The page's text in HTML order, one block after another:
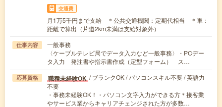
交通費
月1万5千円まで支給 ＊公共交通機関：定期代相当 ＊車：
距離で算出（片道2km未満は支給対象外）
仕事内容
一般事務
〈ケーブルテレビ局でデータ入力など一般事務〉・PCデー
タ入力 発注書や指示書作成（定型フォーム） ス…
応募資格 職種未経験OK / ブランクOK / パソコンスキル不要 / 英語力
不要
・事務未経験OK！・パソコン文字入力ができる方＊接客業
やサービス業からキャリアチェンジされた方が多数…